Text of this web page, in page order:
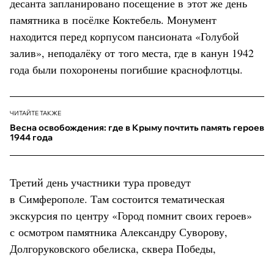
десанта запланировано посещение в этот же день
памятника в посёлке Коктебель. Монумент
находится перед корпусом пансионата «Голубой
залив», неподалёку от того места, где в канун 1942
года были похоронены погибшие краснофлотцы.
ЧИТАЙТЕ ТАКЖЕ
Весна освобождения: где в Крыму почтить память героев
1944 года
Третий день участники тура проведут
в Симферополе. Там состоится тематическая
экскурсия по центру «Город помнит своих героев»
с осмотром памятника Александру Суворову,
Долгоруковского обелиска, сквера Победы,